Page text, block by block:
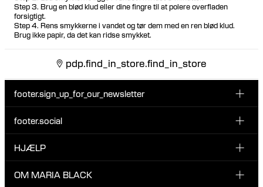
Step 3. Brug en blød klud eller dine fingre til at polere overfladen
forsigtigt.
Step 4. Rens smykkerne i vandet og tør dem med en ren blød klud.
Brug ikke papir, da det kan ridse smykket.
pdp.find_in_store.find_in_store
footer.sign_up_for_our_newsletter
Tilmeld dig vores nyhedsbrev og vær den første til at blive
nyheder fra Maria Black.
footer.social
INSTAGRAM
HJÆLP
KUNDESERVICE & KONTAKT
OM MARIA BLACK